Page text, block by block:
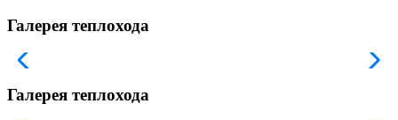
Галерея теплохода
Галерея теплохода